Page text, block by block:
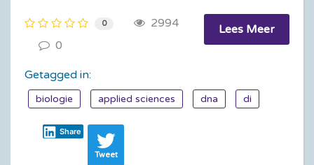
Lees Meer
0
2994
0
Getagged in:
biologie applied sciences dna di
Share
Tweet